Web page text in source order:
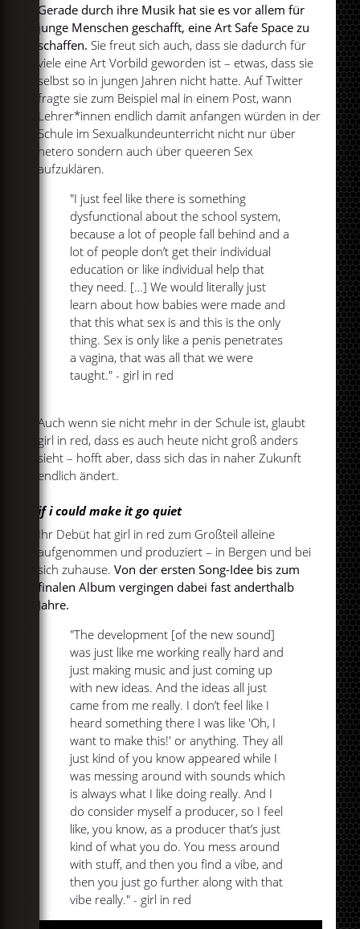
Gerade durch ihre Musik hat sie es vor allem für
junge Menschen geschafft, eine Art Safe Space zu
schaffen. Sie freut sich auch, dass sie dadurch für
viele eine Art Vorbild geworden ist – etwas, dass sie
selbst so in jungen Jahren nicht hatte. Auf Twitter
fragte sie zum Beispiel mal in einem Post, wann
Lehrer*innen endlich damit anfangen würden in der
Schule im Sexualkundeunterricht nicht nur über
hetero sondern auch über queeren Sex
aufzuklären.
"I just feel like there is something
dysfunctional about the school system,
because a lot of people fall behind and a
lot of people don’t get their individual
education or like individual help that
they need. […] We would literally just
learn about how babies were made and
that this what sex is and this is the only
thing. Sex is only like a penis penetrates
a vagina, that was all that we were
taught." - girl in red
Auch wenn sie nicht mehr in der Schule ist, glaubt
girl in red, dass es auch heute nicht groß anders
sieht – hofft aber, dass sich das in naher Zukunft
endlich ändert.
if i could make it go quiet
Ihr Debüt hat girl in red zum Großteil alleine
aufgenommen und produziert – in Bergen und bei
sich zuhause.Von der ersten Song-Idee bis zum
finalen Album vergingen dabei fast anderthalb
Jahre.
"The development [of the new sound]
was just like me working really hard and
just making music and just coming up
with new ideas. And the ideas all just
came from me really. I don’t feel like I
heard something there I was like 'Oh, I
want to make this!' or anything. They all
just kind of you know appeared while I
was messing around with sounds which
is always what I like doing really. And I
do consider myself a producer, so I feel
like, you know, as a producer that’s just
kind of what you do. You mess around
with stuff, and then you find a vibe, and
then you just go further along with that
vibe really." - girl in red